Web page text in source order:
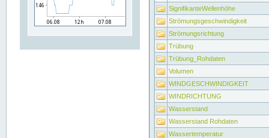
SignifikanteWellenhöhe
Strömungsgeschwindigkeit
Strömungsrichtung
Trübung
Trübung_Rohdaten
Volumen
WINDGESCHWINDIGKEIT
WINDRICHTUNG
Wasserstand
Wasserstand Rohdaten
Wassertemperatur